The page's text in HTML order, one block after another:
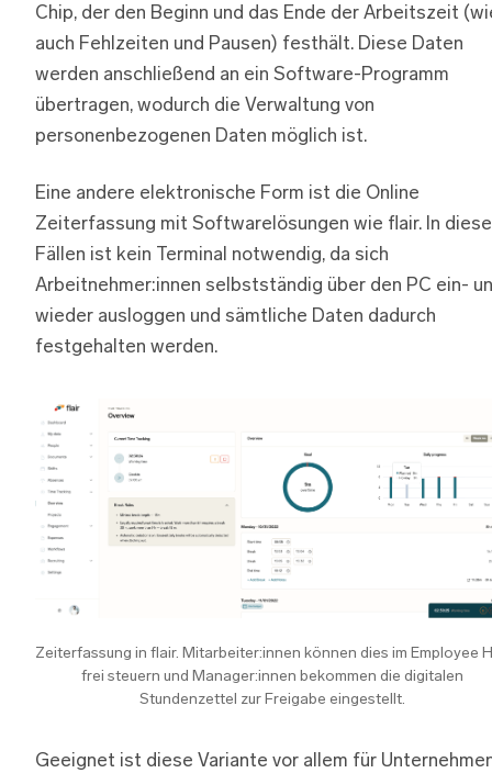
Chip, der den Beginn und das Ende der Arbeitszeit
auch Fehlzeiten und Pausen) festhält. Diese Daten
werden anschließend an ein Software-Programm
übertragen, wodurch die Verwaltung von
personenbezogenen Daten möglich ist.
Eine andere elektronische Form ist die Online
Zeiterfassung mit Softwarelösungen wie flair. In
Fällen ist kein Terminal notwendig, da sich
Arbeitnehmer:innen selbstständig über den PC ein-
wieder ausloggen und sämtliche Daten dadurch
festgehalten werden.
Zeiterfassung in flair. Mitarbeiter:innen können dies im Employee
frei steuern und Manager:innen bekommen die digitalen
Stundenzettel zur Freigabe eingestellt.
Geeignet ist diese Variante vor allem für